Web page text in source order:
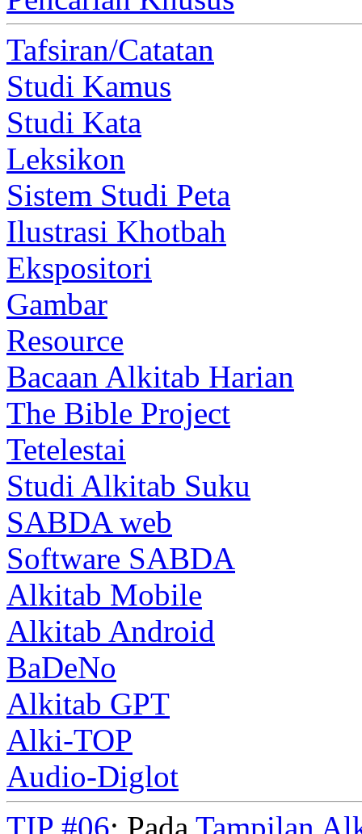
Tafsiran/Catatan
Studi Kamus
Studi Kata
Leksikon
Sistem Studi Peta
Ilustrasi Khotbah
Ekspositori
Gambar
Resource
Bacaan Alkitab Harian
The Bible Project
Tetelestai
Studi Alkitab Suku
SABDA web
Software SABDA
Alkitab Mobile
Alkitab Android
BaDeNo
Alkitab GPT
Alki-TOP
Audio-Diglot
TIP #06: Pada Tampilan